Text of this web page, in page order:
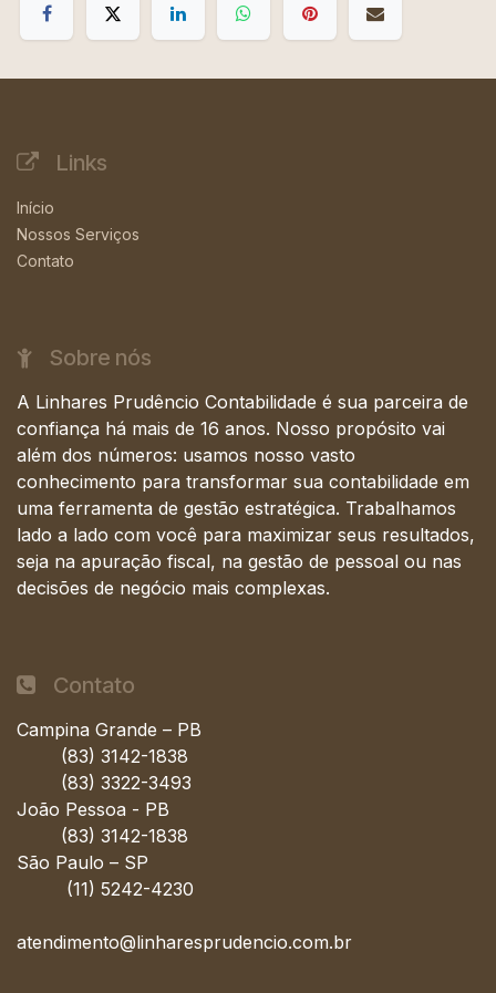
Links
Início
Nossos Serviços
Contato
Sobre nós
A Linhares Prudêncio Contabilidade é sua parceira de
confiança há mais de 16 anos. Nosso propósito vai
além dos números: usamos nosso vasto
conhecimento para transformar sua contabilidade em
uma ferramenta de gestão estratégica. Trabalhamos
lado a lado com você para maximizar seus resultados,
seja na apuração fiscal, na gestão de pessoal ou nas
decisões de negócio mais complexas.
Contato
Campina Grande – PB
(83) 3142-1838
(83) 3322-3493
João Pessoa - PB
(83) 3142-1838
São Paulo – SP
(11) 5242-4230
atendimento@linharesprudencio.com.br